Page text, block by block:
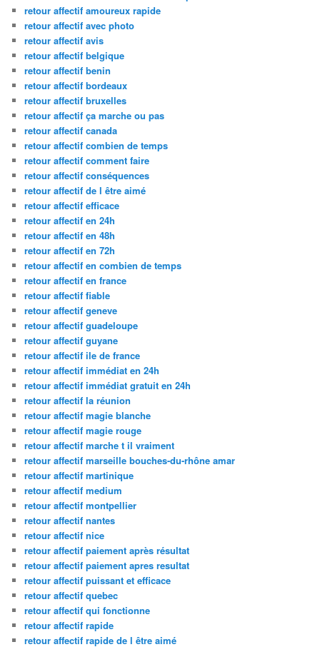
retour affectif amoureux rapide
retour affectif avec photo
retour affectif avis
retour affectif belgique
retour affectif benin
retour affectif bordeaux
retour affectif bruxelles
retour affectif ça marche ou pas
retour affectif canada
retour affectif combien de temps
retour affectif comment faire
retour affectif conséquences
retour affectif de l être aimé
retour affectif efficace
retour affectif en 24h
retour affectif en 48h
retour affectif en 72h
retour affectif en combien de temps
retour affectif en france
retour affectif fiable
retour affectif geneve
retour affectif guadeloupe
retour affectif guyane
retour affectif ile de france
retour affectif immédiat en 24h
retour affectif immédiat gratuit en 24h
retour affectif la réunion
retour affectif magie blanche
retour affectif magie rouge
retour affectif marche t il vraiment
retour affectif marseille bouches-du-rhône amar
retour affectif martinique
retour affectif medium
retour affectif montpellier
retour affectif nantes
retour affectif nice
retour affectif paiement après résultat
retour affectif paiement apres resultat
retour affectif puissant et efficace
retour affectif quebec
retour affectif qui fonctionne
retour affectif rapide
retour affectif rapide de l être aimé